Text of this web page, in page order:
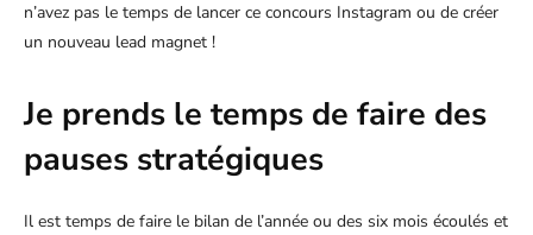
n’avez pas le temps de lancer ce concours Instagram ou de créer
un nouveau lead magnet !
Je prends le temps de faire des
pauses stratégiques
Il est temps de faire le bilan de l’année ou des six mois écoulés et